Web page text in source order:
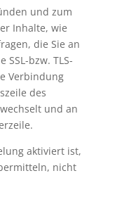
und zum
Inhalte, wie
die Sie an
bzw. TLS-
Verbindung
des
und an
aktiviert ist,
nicht